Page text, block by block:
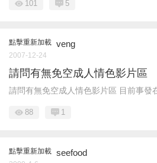
101 5
點擊重新加載 veng
2007-12-24
請問有無免空成人情色影片區
請問有無免空成人情色影片區 目前事發
88 1
點擊重新加載 seefood